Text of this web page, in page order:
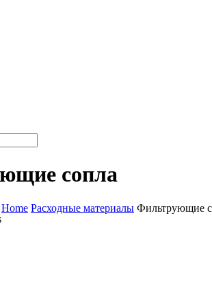
сопла
Home Расходные материалы Фильтрующие